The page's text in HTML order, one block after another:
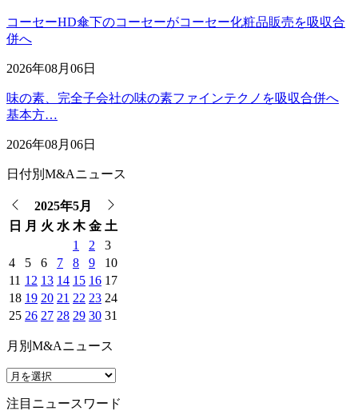
コーセーHD傘下のコーセーがコーセー化粧品販売を吸収合
併へ
2026年08月06日
味の素、完全子会社の味の素ファインテクノを吸収合併へ
基本方…
2026年08月06日
日付別M&Aニュース
2025年5月
日
月 火 水 木 金 土
1
2
3
4
5 6 7 8 9
10
11 12 13 14 15 16 17
18 19 20 21 22 23 24
25 26 27 28 29 30 31
月別M&Aニュース
注目ニュースワード